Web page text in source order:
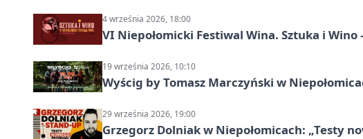
4 września 2026, 18:00
VI Niepołomicki Festiwal Wina. Sztuka i
19 września 2026, 10:10
Wyścig by Tomasz Marczyński w
29 września 2026, 19:00
Grzegorz Dolniak w Niepołomicach: „Testy